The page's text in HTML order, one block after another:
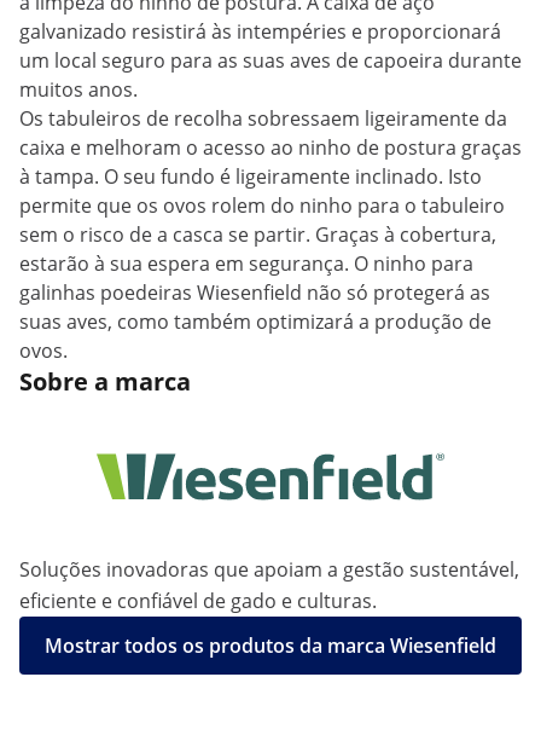
galvanizado resistirá às intempéries e proporcionará
um local seguro para as suas aves de capoeira durante
muitos anos.
Os tabuleiros de recolha sobressaem ligeiramente da
caixa e melhoram o acesso ao ninho de postura graças
à tampa. O seu fundo é ligeiramente inclinado. Isto
permite que os ovos rolem do ninho para o tabuleiro
sem o risco de a casca se partir. Graças à cobertura,
estarão à sua espera em segurança. O ninho para
galinhas poedeiras Wiesenfield não só protegerá as
suas aves, como também optimizará a produção de
ovos.
Sobre a marca
Soluções inovadoras que apoiam a gestão sustentável,
eficiente e confiável de gado e culturas.
Mostrar todos os produtos da marca Wiesenfield